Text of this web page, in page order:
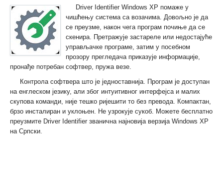
Driver Identifier Windows XP помаже у
чишћењу система са возачима. Довољно је да
се преузме, након чега програм почиње да се
скенира. Претражује застареле или недостајуће
управљачке програме, затим у посебном
прозору прегледача приказује информације,
пронађе потребан софтвер, пружа везе.
Контрола софтвера што је једноставнија. Програм је доступан
на енглеском језику, али због интуитивног интерфејса и малих
скупова команди, није тешко ријешити то без превода. Компактан,
брзо инсталиран и уклоњен. Не узрокује сукоб. Можете бесплатно
преузмите Driver Identifier званична најновија верзија Windows XP
на Српски.